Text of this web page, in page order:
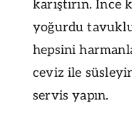
karıştırın. İnce
yoğurdu tavuklu
hepsini
ceviz ile
servis yapın.